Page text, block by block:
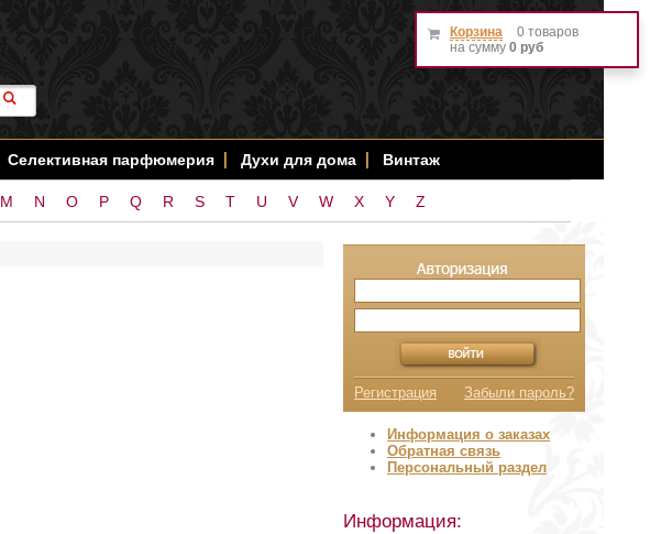
#
Селективная парфюмерия Духи для дома Винтаж
M N O P Q R S T U V W X Y Z
Корзина
0 товаров
на сумму 0 руб
Регистрация Забыли пароль?
Информация о заказах
Обратная связь
Персональный раздел
Информация: